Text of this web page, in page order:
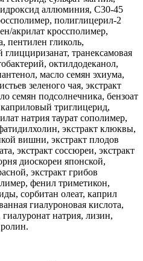
аллюминия, С30-45
полиглицерил-2
акрилат кроссполимер,
пентилен гликоль,
транексамовая
октилдодеканол,
масло семян эхиума,
зеленого чая, экстракт
семян подсолнечника, бензоат
каприловый триглицерид,
натрия таурат сополимер,
экстракт клюквы,
вишни, экстракт плодов
экстракт соссюреи, экстракт
диоскореи японской,
экстракт грибов
фенил триметикон,
сорбитан олеат, каприл
гиалуроновая кислота,
натрия, лизин,